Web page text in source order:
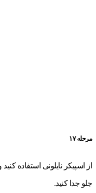
مرحله ۱۷
جلو جدا کنید.